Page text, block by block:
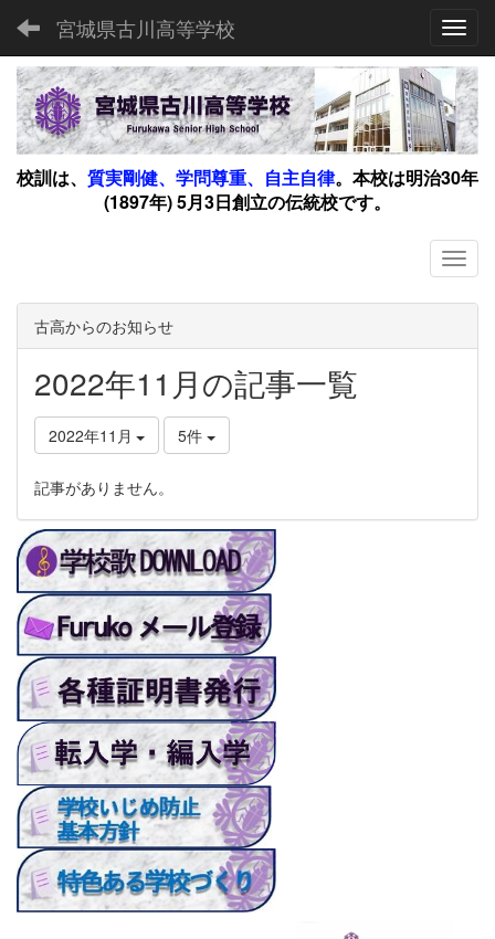
宮城県古川高等学校
校訓は、 質実剛健、学問尊重、自主自律。 本校は明治30年
(1897年) 5月3日創立の伝統校です。
古高からのお知らせ
2022年11月の記事一覧
2022年11月 5件
記事がありません。